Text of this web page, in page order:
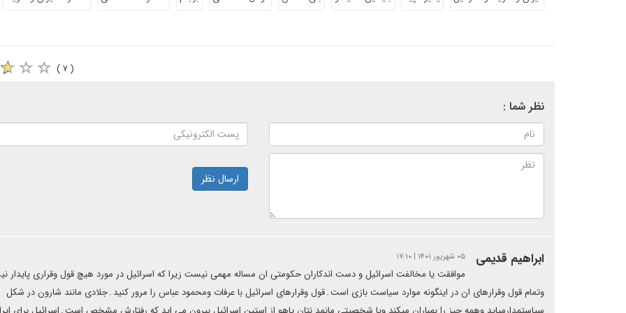
( ۷ )
نظر شما :
ارسال نظر
ابراهیم قدیمی ۰۵ شهریور ۱۴۰۱ | ۱۷:۱۰
موافقت یا مخالفت اسرائیل و دست اندکاران حکومتی ان مساله مهمی نیست زیرا که اسرائیل در مورد هیچ قول وقراری پایدار
وتمام قول وقرارهای ان در اینگونه موارد سیاست بازی است۔قول وقرارهای اسرائیل با عرفات ومحمود عباس را مرور کنید۔جلادی مانند شارون در شکل